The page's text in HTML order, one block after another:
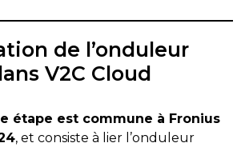
de l’onduleur
V2C Cloud
étape est commune à Fronius
, et consiste à lier l’onduleur